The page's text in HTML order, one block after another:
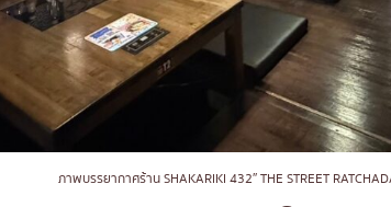
ภาพบรรยากาศร้าน SHAKARIKI 432″ THE STREET